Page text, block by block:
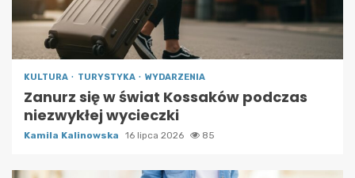
KULTURA TURYSTYKA WYDARZENIA
Zanurz się w świat Kossaków podczas
niezwykłej wycieczki
Kamila Kalinowska 16 lipca 2026 85